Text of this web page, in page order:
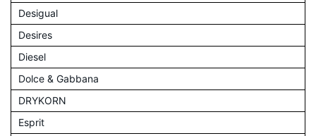
Desigual
Desires
Diesel
Dolce & Gabbana
DRYKORN
Esprit